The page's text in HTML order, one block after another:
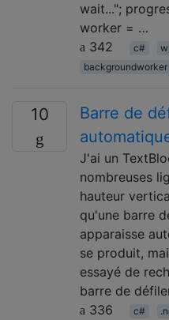
wait...";
worker = …
342
c#
backgroundworker
10
Barre de
J'ai un
nombreuses
hauteur
qu'une barre
apparaisse
se produit,
essayé de
barre de
336
c#